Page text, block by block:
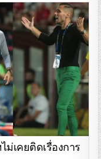
ม่เคยติดเรื่องการ